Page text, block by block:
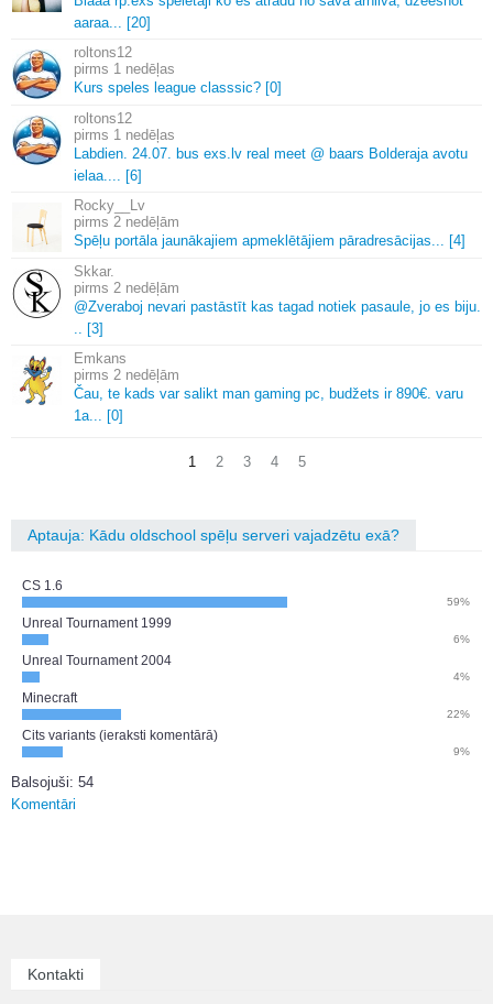
aaraa... [20]
roltons12
1 nedēļas
Kurs speles league classsic? [0]
roltons12
1 nedēļas
Labdien. 24.07. bus exs. lv real meet @ baars Bolderaja avotu
ielaa.... [6]
Rocky__Lv
2 nedēļām
Spēļu portāla jaunākajiem apmeklētājiem pāradresācijas... [4]
Skkar.
2 nedēļām
@Zveraboj nevari pastāstīt kas tagad notiek pasaule, jo es biju.
.. [3]
Emkans
2 nedēļām
Čau, te kads var salikt man gaming pc, budžets ir 890€. varu
1a... [0]
1 2 3 4 5
Aptauja: Kādu oldschool spēļu serveri vajadzētu exā?
CS 1.6
59%
Unreal Tournament 1999
6%
Unreal Tournament 2004
4%
Minecraft
22%
Cits variants (ieraksti komentārā)
9%
Balsojuši: 54
Komentāri
Kontakti